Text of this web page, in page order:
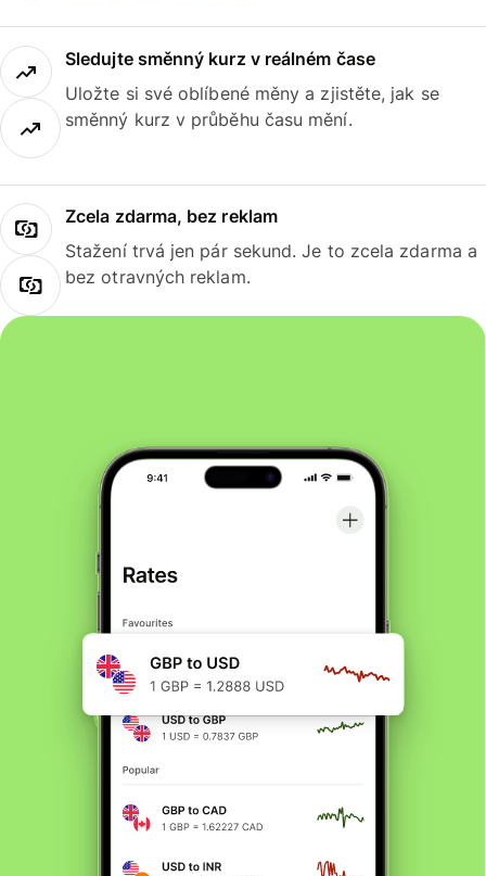
Sledujte směnný kurz v reálném čase
Uložte si své oblíbené měny a zjistěte, jak se
směnný kurz v průběhu času mění.
Zcela zdarma, bez reklam
Stažení trvá jen pár sekund. Je to zcela zdarma a
bez otravných reklam.